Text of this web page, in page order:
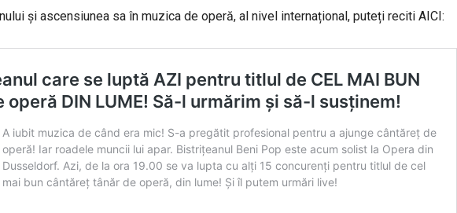
și ascensiunea sa în muzica de operă, al nivel internațional, puteți reciti AICI: